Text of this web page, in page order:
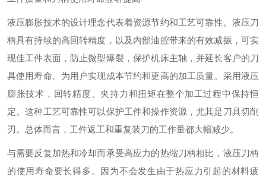
液压膨胀技术的设计理念代表着资源节约和工艺可靠性。液压刀
柄具有持续的高回转精度，以及内部油腔带来的有效减振，可实
现佳工件表面，防止微型爆裂，保护机床主轴，并延长客户的刀
具使用寿命。为用户实现成本节约和更高的加工质量。采用液压
膨胀技术，回转精度、夹持力和扭矩在整个加工过程中保持恒
定。这种工艺可靠性可以保护工件和操作资源，尤其是刀具切削
刃。总体而言，工件返工和重复装刀的工作量都大幅减少。
与需要反复加热和冷却而承受高应力的热缩刀柄相比，液压刀柄
的使用寿命要长得多。因为不会发生由于热应力引起的材料疲